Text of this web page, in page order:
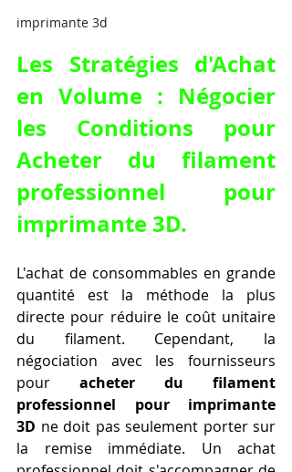
imprimante 3d
Les Stratégies d'Achat
en Volume : Négocier
Acheter du filament
professionnel pour
imprimante 3D.
L'achat de consommables en grande
quantité est la méthode la plus
directe pour réduire le coût unitaire
du filament. Cependant, la
négociation avec les fournisseurs
pour acheter du filament
professionnel pour imprimante
3D ne doit pas seulement porter sur
la remise immédiate. Un achat